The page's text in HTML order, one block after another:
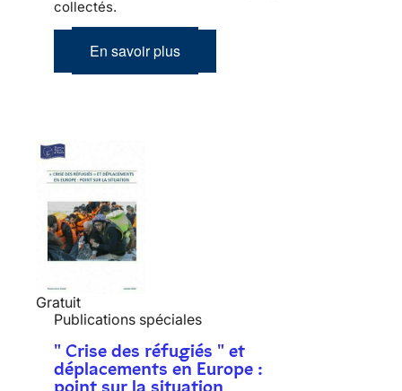
collectés.
En savoir plus
Gratuit
Publications spéciales
" Crise des réfugiés " et
déplacements en Europe :
point sur la situation